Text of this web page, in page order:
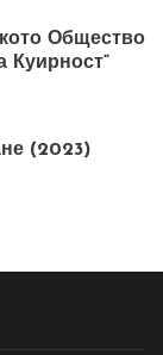
Общество
(2023)